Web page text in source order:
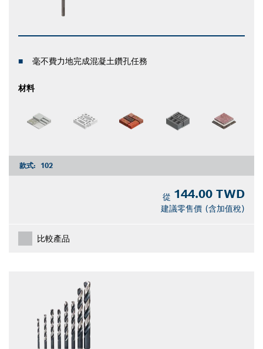
毫不費力地完成混凝土鑽孔任務
材料
款式: 102
從 144.00 TWD
建議零售價 (含加值稅)
比較產品